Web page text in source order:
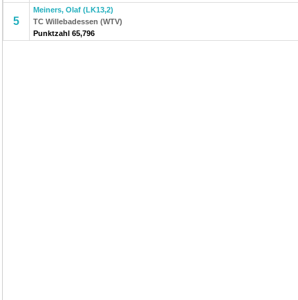
5
Meiners, Olaf (LK13,2)
TC Willebadessen (WTV)
Punktzahl 65,796